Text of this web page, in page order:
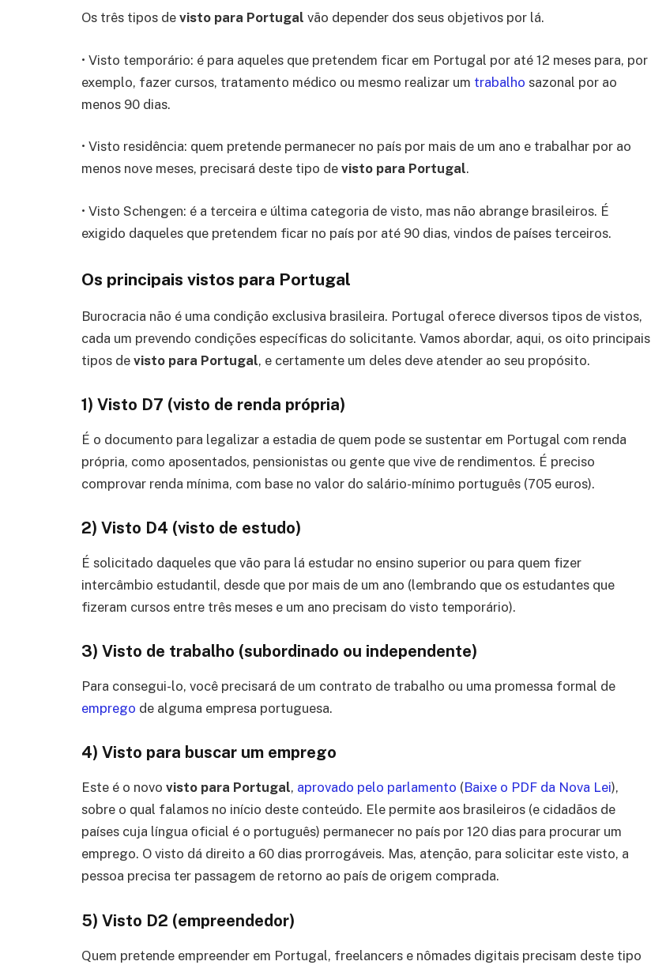
Os três tipos de visto para Portugal vão depender dos seus objetivos por lá.
• Visto temporário: é para aqueles que pretendem ficar em Portugal por até 12 meses para, por
exemplo, fazer cursos, tratamento médico ou mesmo realizar um trabalho sazonal por ao
menos 90 dias.
• Visto residência: quem pretende permanecer no país por mais de um ano e trabalhar por ao
menos nove meses, precisará deste tipo de visto para Portugal.
• Visto Schengen: é a terceira e última categoria de visto, mas não abrange brasileiros. É
exigido daqueles que pretendem ficar no país por até 90 dias, vindos de países terceiros.
Os principais vistos para Portugal
Burocracia não é uma condição exclusiva brasileira. Portugal oferece diversos tipos de vistos,
cada um prevendo condições específicas do solicitante. Vamos abordar, aqui, os oito principais
tipos de visto para Portugal, e certamente um deles deve atender ao seu propósito.
1) Visto D7 (visto de renda própria)
É o documento para legalizar a estadia de quem pode se sustentar em Portugal com renda
própria, como aposentados, pensionistas ou gente que vive de rendimentos. É preciso
comprovar renda mínima, com base no valor do salário-mínimo português (705 euros).
2) Visto D4 (visto de estudo)
É solicitado daqueles que vão para lá estudar no ensino superior ou para quem fizer
intercâmbio estudantil, desde que por mais de um ano (lembrando que os estudantes que
fizeram cursos entre três meses e um ano precisam do visto temporário).
3) Visto de trabalho (subordinado ou independente)
Para consegui-lo, você precisará de um contrato de trabalho ou uma promessa formal de
emprego de alguma empresa portuguesa.
4) Visto para buscar um emprego
Este é o novo visto para Portugal, aprovado pelo parlamento (Baixe o PDF da Nova Lei),
sobre o qual falamos no início deste conteúdo. Ele permite aos brasileiros (e cidadãos de
países cuja língua oficial é o português) permanecer no país por 120 dias para procurar um
emprego. O visto dá direito a 60 dias prorrogáveis. Mas, atenção, para solicitar este visto, a
pessoa precisa ter passagem de retorno ao país de origem comprada.
5) Visto D2 (empreendedor)
Quem pretende empreender em Portugal, freelancers e nômades digitais precisam deste tipo